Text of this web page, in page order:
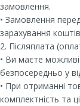
замовлення.
• Замовлення
зарахування
2. Післяплата
• Ви маєте
безпосередньо у
• При отриманні
комплектність та